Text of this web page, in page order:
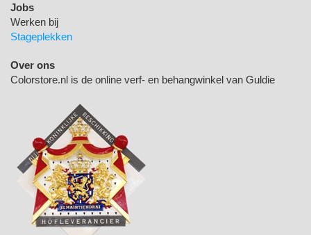
Jobs
Werken bij
Stageplekken
Over ons
Colorstore.nl is de online verf- en behangwinkel van Guldie